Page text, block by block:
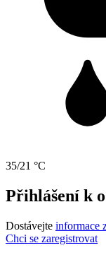
35/21 °C
Přihlášení k
Dostávejte informace
Chci se zaregistrovat